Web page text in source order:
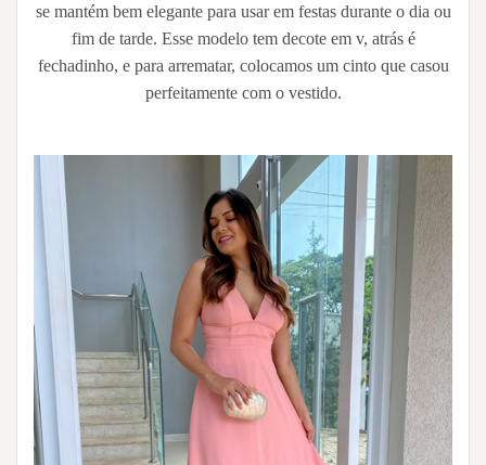
se mantém bem elegante para usar em festas durante o dia ou
fim de tarde. Esse modelo tem decote em v, atrás é
fechadinho, e para arrematar, colocamos um cinto que casou
perfeitamente com o vestido.